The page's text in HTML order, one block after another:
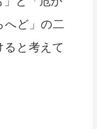
ど」の二
ると考えて